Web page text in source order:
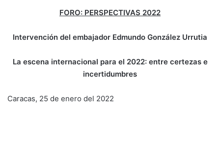
FORO: PERSPECTIVAS 2022
Intervención del embajador Edmundo González Urrutia
La escena internacional para el 2022: entre certezas e
incertidumbres
Caracas, 25 de enero del 2022